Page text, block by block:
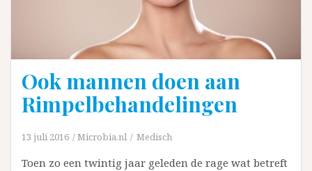
Ook mannen doen aan
Rimpelbehandelingen
13 juli 2016 Microbia.nl Medisch
Toen zo een twintig jaar geleden de rage wat betreft